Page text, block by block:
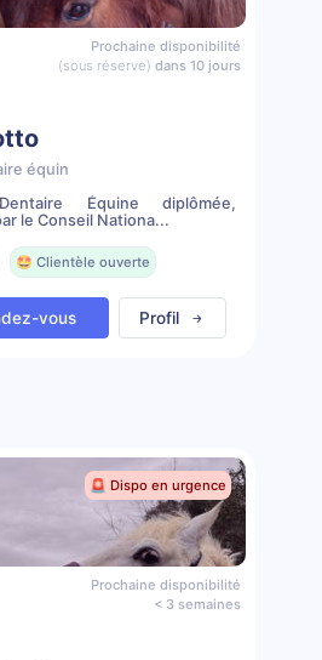
Prochaine disponibilité
(sous réserve) dans 10 jours
équin
Équine diplômée,
le Conseil Nationa...
🤩 Clientèle ouverte
vous Profil
🚨 Dispo en urgence
Prochaine disponibilité
< 3 semaines